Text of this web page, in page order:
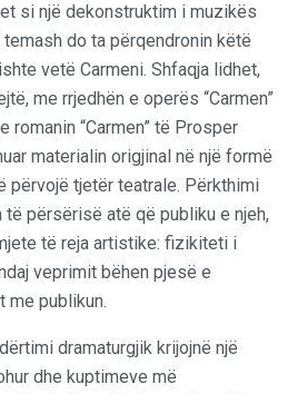
si një dekonstruktim i muzikës
do ta përqendronin këtë
vetë Carmeni. Shfaqja lidhet,
me rrjedhën e operës “Carmen”
romanin “Carmen” të Prosper
materialin origjinal në një formë
përvojë tjetër teatrale. Përkthimi
përsërisë atë që publiku e njeh,
të reja artistike: fizikiteti i
veprimit bëhen pjesë e
me publikun.
dramaturgjik krijojnë një
dhe kuptimeve më